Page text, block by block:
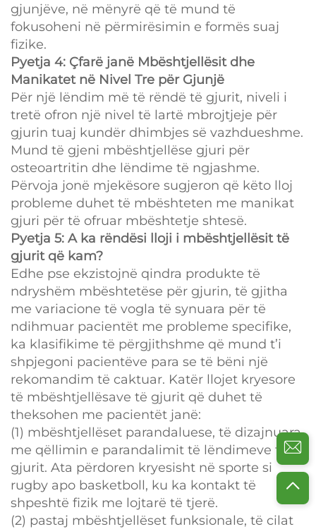
gjunjëve, në mënyrë që të mund të
fokusoheni në përmirësimin e formës suaj
fizike.
Pyetja 4: Çfarë janë Mbështjellësit dhe
Manikatet në Nivel Tre për Gjunjë
Për një lëndim më të rëndë të gjurit, niveli i
tretë ofron një nivel të lartë mbrojtjeje për
gjurin tuaj kundër dhimbjes së vazhdueshme.
Mund të gjeni mbështjellëse gjuri për
osteoartritin dhe lëndime të ngjashme.
Përvoja jonë mjekësore sugjeron që këto lloj
probleme duhet të mbështeten me manikat
gjuri për të ofruar mbështetje shtesë.
Pyetja 5: A ka rëndësi lloji i mbështjellësit të
gjurit që kam?
Edhe pse ekzistojnë qindra produkte të
ndryshëm mbështetëse për gjurin, të gjitha
me variacione të vogla të synuara për të
ndihmuar pacientët me probleme specifike,
ka klasifikime të përgjithshme që mund t’i
shpjegoni pacientëve para se të bëni një
rekomandim të caktuar. Katër llojet kryesore
të mbështjellësave të gjurit që duhet të
theksohen me pacientët janë:
(1) mbështjellëset parandaluese, të dizajnuara
me qëllimin e parandalimit të lëndimeve të
gjurit. Ata përdoren kryesisht në sporte si
rugby apo basketboll, ku ka kontakt të
shpeshtë fizik me lojtarë të tjerë.
(2) pastaj mbështjellëset funksionale, të cilat